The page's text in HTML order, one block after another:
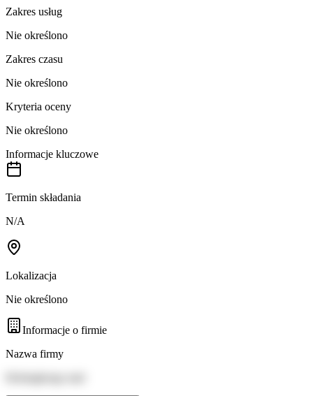
Zakres usług
Nie określono
Zakres czasu
Nie określono
Kryteria oceny
Nie określono
Informacje kluczowe
Termin składania
N/A
Lokalizacja
Nie określono
Informacje o firmie
Nazwa firmy